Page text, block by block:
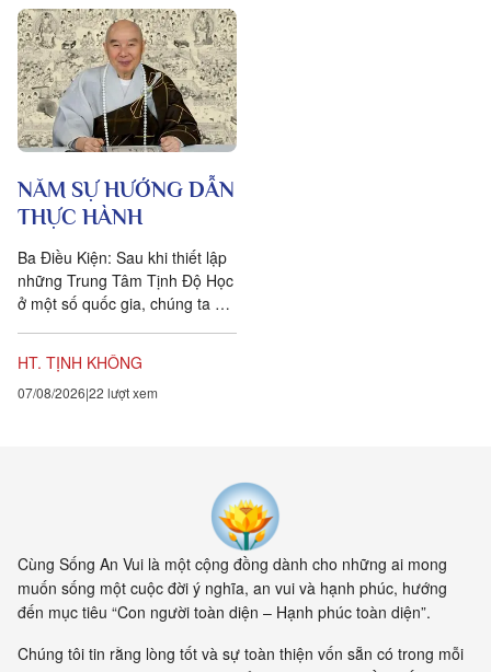
NĂM SỰ HƯỚNG DẪN
THỰC HÀNH
Ba Điều Kiện: Sau khi thiết lập
những Trung Tâm Tịnh Độ Học
ở một số quốc gia, chúng ta đặt
hành giả Tịnh...
HT. TỊNH KHÔNG
07/08/2026 22 lượt xem
Cùng Sống An Vui là một cộng đồng dành cho những ai mong
muốn sống một cuộc đời ý nghĩa, an vui và hạnh phúc, hướng
đến mục tiêu “Con người toàn diện – Hạnh phúc toàn diện”.
Chúng tôi tin rằng lòng tốt và sự toàn thiện vốn sẵn có trong mỗi